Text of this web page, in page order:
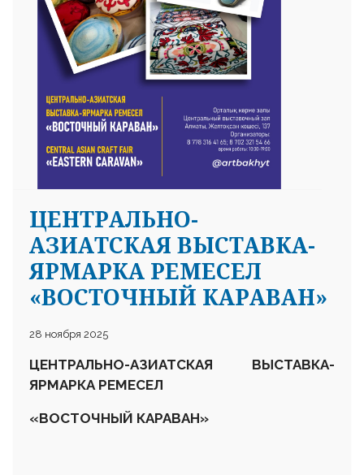
ЦЕНТРАЛЬНО-
АЗИАТСКАЯ ВЫСТАВКА-
ЯРМАРКА РЕМЕСЕЛ
«ВОСТОЧНЫЙ КАРАВАН»
28 ноября 2025
ЦЕНТРАЛЬНО-АЗИАТСКАЯ ВЫСТАВКА-
ЯРМАРКА РЕМЕСЕЛ
«ВОСТОЧНЫЙ КАРАВАН»